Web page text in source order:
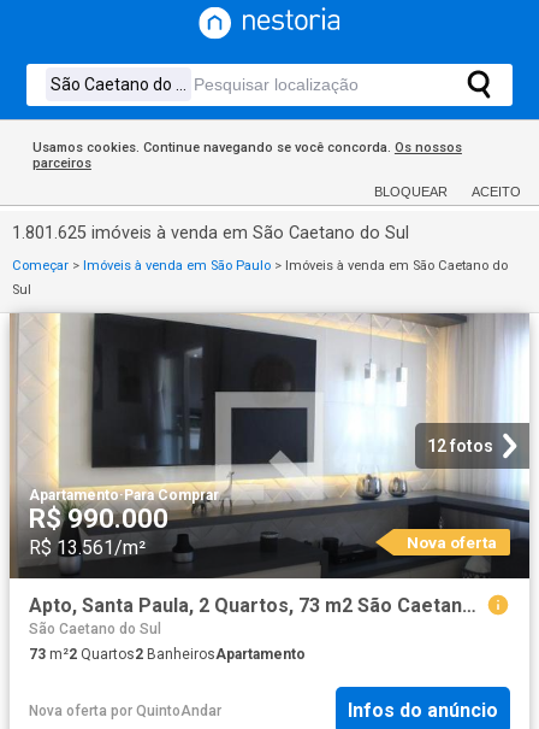
Usamos cookies. Continue navegando se você concorda. Os nossos
parceiros
BLOQUEAR ACEITO
1.801.625 imóveis à venda em São Caetano do Sul
Começar > Imóveis à venda em São Paulo > Imóveis à venda em São Caetano do
Sul
12 fotos
Apartamento·Para Comprar
R$ 990.000
R$ 13.561/m² Nova oferta
Apto, Santa Paula, 2 Quartos, 73 m2 São Caetano do Sul
São Caetano do Sul
73 m²2 Quartos2 BanheirosApartamento
Nova oferta por QuintoAndar Infos do anúncio